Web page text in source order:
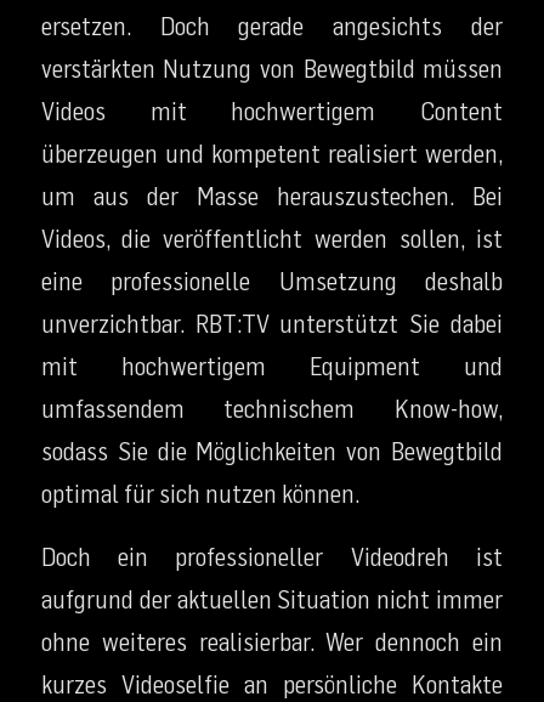
ersetzen. Doch gerade angesichts der
verstärkten Nutzung von Bewegtbild müssen
Videos mit hochwertigem Content
überzeugen und kompetent realisiert werden,
um aus der Masse herauszustechen. Bei
Videos, die veröffentlicht werden sollen, ist
eine professionelle Umsetzung deshalb
unverzichtbar. RBT:TV unterstützt Sie dabei
mit hochwertigem Equipment und
umfassendem technischem Know-how,
sodass Sie die Möglichkeiten von Bewegtbild
optimal für sich nutzen können.
Doch ein professioneller Videodreh ist
aufgrund der aktuellen Situation nicht immer
ohne weiteres realisierbar. Wer dennoch ein
kurzes Videoselfie an persönliche Kontakte